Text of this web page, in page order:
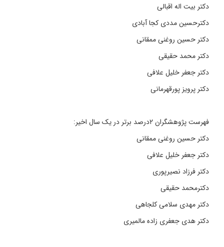
دکتر بیت اله اقبالی
دکترحسین مددی کجا آبادی
دکتر حسین روغنی ممقانی
دکتر محمد حقیقی
دکتر جعفر خلیل علافی
دکتر پرویز پورقهرمانی
فهرست پژوهشگران ۲درصد برتر در یک سال اخیر:
دکتر حسین روغنی ممقانی
دکتر جعفر خلیل علافی
دکتر فرزاد نصیرپوری
دکترمحمد حقیقی
دکتر مهدی سلامی کلجاهی
دکتر هدی جعفری زاده مالمیری